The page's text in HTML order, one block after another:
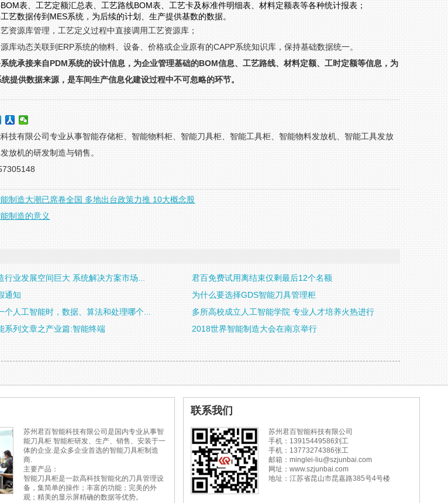
表、工艺定额汇总表、工艺路线BOM表、工艺卡及标准件明细表、材料定额表等各种统计报表；
艺数据传到MES系统，为后续的计划、生产提供基数的数据。
资源库管理，工艺定义过程中直接调用工艺资源库；
库动态关联到ERP系统的物料、设备、价格或企业原有的CAPP系统知识库，保持基础数据统一。
统承接来自PDM系统的设计信息，为企业管理基础的BOM信息、工艺路线、材料定额、工时定额等信息，为
提供数据来源，是车间生产信息化建设过程中不可忽略的环节。
技有限公司专业从事智能存储柜、智能物料柜、智能刀具柜、智能工具柜、智能物料发放机、智能工具发放
放机的研发制造与销售。
制造大潮已席卷全国 多地出台政策力推 10大概念股
制造的意义
行业发展空间巨大 系统解决方案市场...
君百免费试用离结束仅剩最后12个名额
通知
为什么要选择GDS智能刀具管理柜
个人工智能时，数据、算法和处理哪个...
多所高校成立人工智能学院 专业人才培养火热进行
系列文章之产业篇:智能终端
2018世界智能制造大会在南京举行
苏州君百智能科技有限公司是国内专业从事智
能刀具柜 智能柜研发、生产、销售、安装于一
体的企业.是众多企业首选的智能刀具柜制造
商.
主要产品：
智能刀具柜是一款高科技智能化的刀具管理设
备，集简单的操作；丰富的功能；完美的外
观；精美的显示屏精确的数据等优势。
联系我们
苏州君百智能科技有限公司
手机：13915449586刘工
手机：13773274386张工
邮箱：minglei-liu@szjunbai.com
网址：www.szjunbai.com
地址：江苏省昆山市昆嘉路385号4号楼